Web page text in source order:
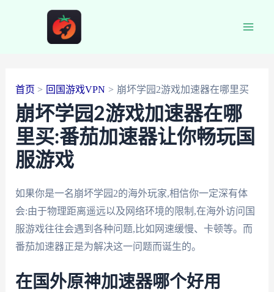
首页 回国游戏VPN 崩坏学园2游戏加速器在哪里买
崩坏学园2游戏加速器在哪
里买:番茄加速器让你畅玩国
服游戏
如果你是一名崩坏学园2的海外玩家,相信你一定深有体
会:由于物理距离遥远以及网络环境的限制,在海外访问国
服游戏往往会遇到各种问题,比如网速缓慢、卡顿等。而
番茄加速器正是为解决这一问题而诞生的。
在国外原神加速器哪个好用